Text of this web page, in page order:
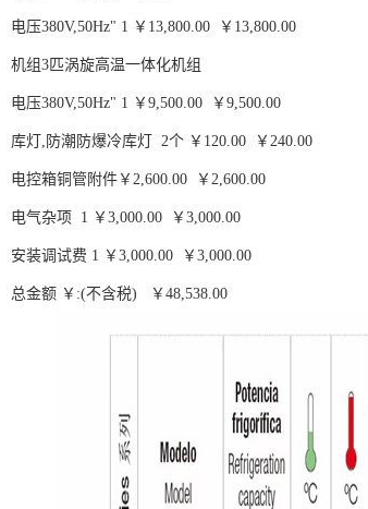
电压380V,50Hz" 1 ￥13,800.00 ￥13,800.00
机组3匹涡旋高温一体化机组
电压380V,50Hz" 1 ￥9,500.00 ￥9,500.00
库灯,防潮防爆冷库灯 2个 ￥120.00 ￥240.00
电控箱铜管附件￥2,600.00 ￥2,600.00
电气杂项 1 ￥3,000.00 ￥3,000.00
安装调试费 1 ￥3,000.00 ￥3,000.00
总金额 ￥:(不含税) ￥48,538.00